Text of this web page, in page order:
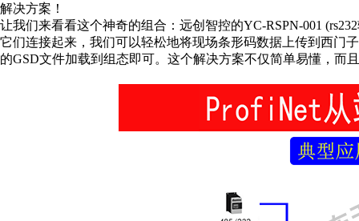
解决方案！
让我们来看看这个神奇的组合：远创智控的YC-RSPN-001 (rs232
它们连接起来，我们可以轻松地将现场条形码数据上传到西门子
的GSD文件加载到组态即可。这个解决方案不仅简单易懂，而